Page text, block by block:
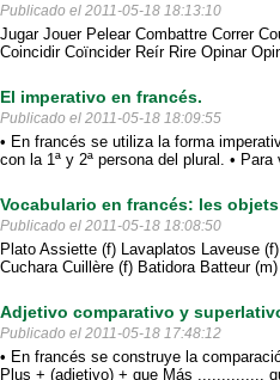
Publicado el 2011-05-18 18:13:10
Jugar Jouer Pelear Combattre Correr
Coincidir Coïncider Reír Rire Opinar
El imperativo en francés.
Publicado el 2011-05-18 18:09:55
• En francés se utiliza la forma
con la 1ª y 2ª persona del plural. • Para
Vocabulario en francés: les
Publicado el 2011-05-18 18:08:50
Plato Assiette (f) Lavaplatos Laveuse
Cuchara Cuillère (f) Batidora Batteur (m)
Adjetivo comparativo y
Publicado el 2011-05-18 17:48:12
• En francés se construye la
Plus + (adjetivo) + que Más ..............